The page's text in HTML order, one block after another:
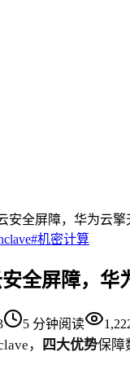
安全屏障，华为云
#机密计算
全屏障，华
5 分钟阅读
， 四大优势保障